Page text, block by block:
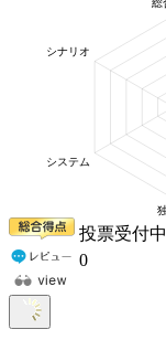
投票受付中
0